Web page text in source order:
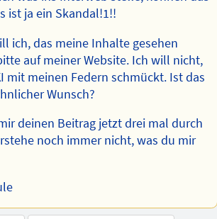
ist ja ein Skandal!1!!
ich, das meine Inhalte gesehen
auf meiner Website. Ich will nicht,
mit meinen Federn schmückt. Ist das
Wunsch?
deinen Beitrag jetzt drei mal durch
noch immer nicht, was du mir